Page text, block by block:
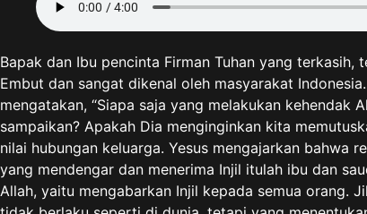
Bapak dan Ibu pencinta Firman Tuhan yang
Embut dan sangat dikenal oleh masyarakat
mengatakan, “Siapa saja yang melakukan kehendak
sampaikan? Apakah Dia menginginkan kita
nilai hubungan keluarga. Yesus mengajarkan bahwa
yang mendengar dan menerima Injil itulah ibu dan
Allah, yaitu mengabarkan Injil kepada semua orang.